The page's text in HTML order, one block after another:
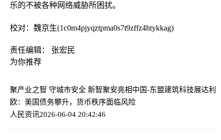
乐的不被各种网络威胁所困扰。
校对：魏京生(1c0m4pjyqztpma0s7t9zffz4htykkag)
责任编辑： 张宏民
为你推荐
聚产业之智 守城市安全 新智聚安亮相中国-东盟建筑科技展达利
欧：美国债务攀升，货币秩序面临风险
人民资讯2026-06-04 20:42:46